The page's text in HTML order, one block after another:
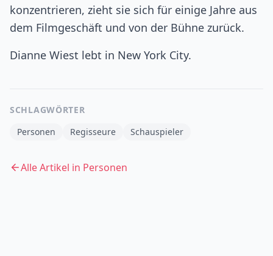
konzentrieren, zieht sie sich für einige Jahre aus
dem Filmgeschäft und von der Bühne zurück.
Dianne Wiest lebt in New York City.
SCHLAGWÖRTER
Personen
Regisseure Schauspieler
Alle Artikel in Personen